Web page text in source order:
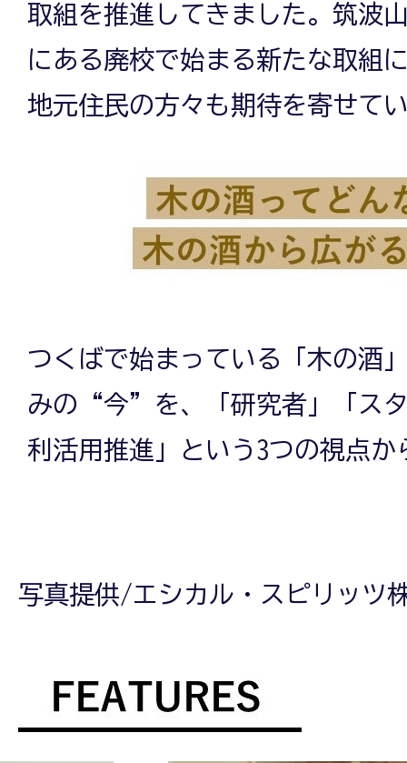
取組を推進してきました。筑波
にある廃校で始まる新たな取組
地元住民の方々も期待を寄せて
つくばで始まっている「木の酒
みの“今”を、「研究者」「ス
利活用推進」という3つの視点か
写真提供/エシカル・スピリッツ